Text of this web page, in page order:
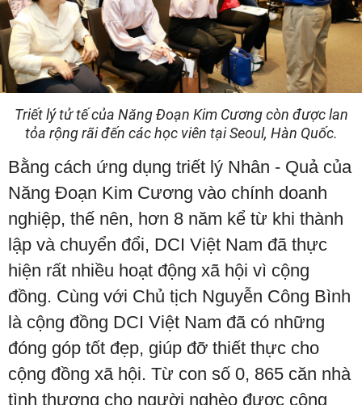
Triết lý tử tế của Năng Đoạn Kim Cương còn được lan
tỏa rộng rãi đến các học viên tại Seoul, Hàn Quốc.
Bằng cách ứng dụng triết lý Nhân - Quả của
Năng Đoạn Kim Cương vào chính doanh
nghiệp, thế nên, hơn 8 năm kể từ khi thành
lập và chuyển đổi, DCI Việt Nam đã thực
hiện rất nhiều hoạt động xã hội vì cộng
đồng. Cùng với Chủ tịch Nguyễn Công Bình
là cộng đồng DCI Việt Nam đã có những
đóng góp tốt đẹp, giúp đỡ thiết thực cho
cộng đồng xã hội. Từ con số 0, 865 căn nhà
tình thương cho người nghèo được cộng